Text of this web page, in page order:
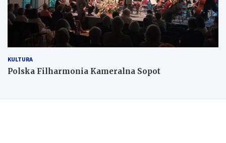
KULTURA
Polska Filharmonia Kameralna Sopot